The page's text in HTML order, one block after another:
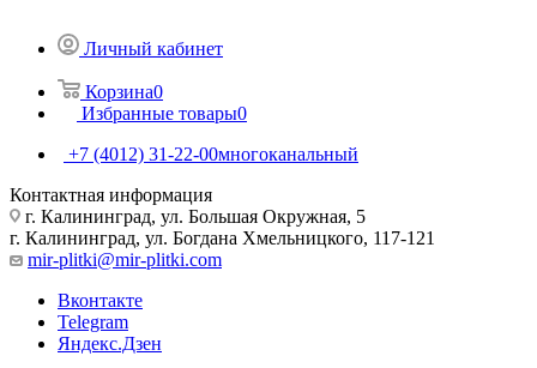
Личный кабинет
Корзина0
Избранные товары0
+7 (4012) 31-22-00многоканальный
Контактная информация
г. Калининград, ул. Большая Окружная, 5
г. Калининград, ул. Богдана Хмельницкого, 117-121
mir-plitki@mir-plitki.com
Вконтакте
Telegram
Яндекс.Дзен